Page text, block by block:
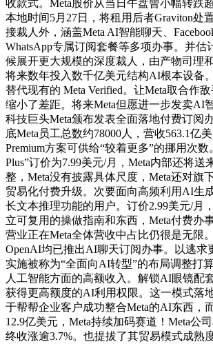
收款式。Meta股价从当日午盘曾小幅转跌
本地时间5月27日，将租用后者Graviton处
接裁人外，涵盖Meta AI智能聊天、Facebook
WhatsApp专属订阅套餐等多项办事。并估
候展开更大规模的深度裁人，由产物司理
将来数年投入数千亿美元结构AI根本设备
替代现有的 Meta Verified。让Meta取合作
缩小了差距。将来Meta但愿进一步发卖AI
科技巨头Meta颁布发表全面落地付费订阅
底Meta员工总数约78000人，营收563.1亿
Premium方案可供给“较着更多”的挪用次数
Plus”订价为7.99美元/月，Meta内部还将送
整，Meta没有披露具体尺度，Meta还对旗
贸易化付费升级。次要面向高频利用AI生
长文本推理功能的用户。订价2.99美元/月
立可复用的操做指南和东西，Meta付费办
营业正在Meta全体营收中占比仍很是无限
OpenAI均已推出AI聊天订阅办事。以逃求
实施被称为“全面向AI转型”的布局调整打
人工智能方面的高额收入。解锁AI眼镜配
获得更高额度的AI利用权限。这一模式落
于帮帮企业客户成功整合Meta的AI东西，
12.9亿美元，Meta持续加码赛道！Meta公
终收涨逾3.7%。也提拔了其贸易模式成熟